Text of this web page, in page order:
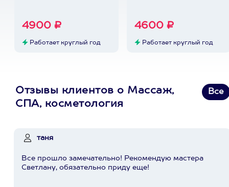
4900 ₽
Работает круглый год
4600 ₽
Работает круглый год
Отзывы клиентов о Массаж,
СПА, косметология
Все
таня
Все прошло замечательно! Рекомендую мастера
Светлану, обязательно приду еще!